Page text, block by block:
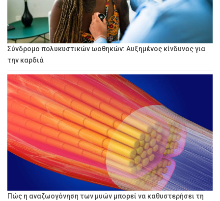
Σύνδρομο πολυκυστικών ωοθηκών: Αυξημένος κίνδυνος για
την καρδιά
Πώς η αναζωογόνηση των μυών μπορεί να καθυστερήσει τη